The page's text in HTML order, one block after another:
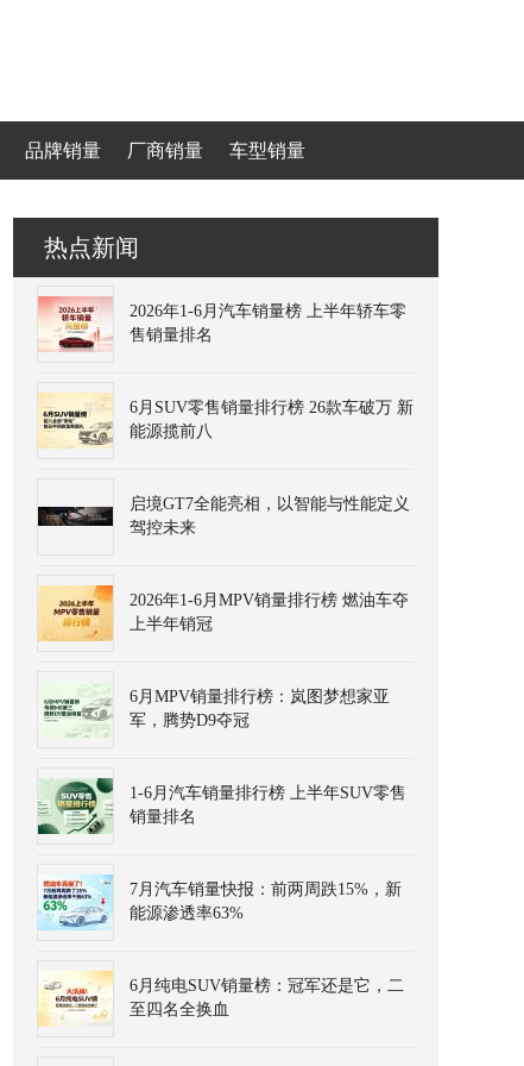
品牌销量 厂商销量 车型销量
热点新闻
2026年1-6月汽车销量榜 上半年轿车零
售销量排名
6月SUV零售销量排行榜 26款车破万 新
能源揽前八
启境GT7全能亮相，以智能与性能定义
驾控未来
2026年1-6月MPV销量排行榜 燃油车夺
上半年销冠
6月MPV销量排行榜：岚图梦想家亚
军，腾势D9夺冠
1-6月汽车销量排行榜 上半年SUV零售
销量排名
7月汽车销量快报：前两周跌15%，新
能源渗透率63%
6月纯电SUV销量榜：冠军还是它，二
至四名全换血